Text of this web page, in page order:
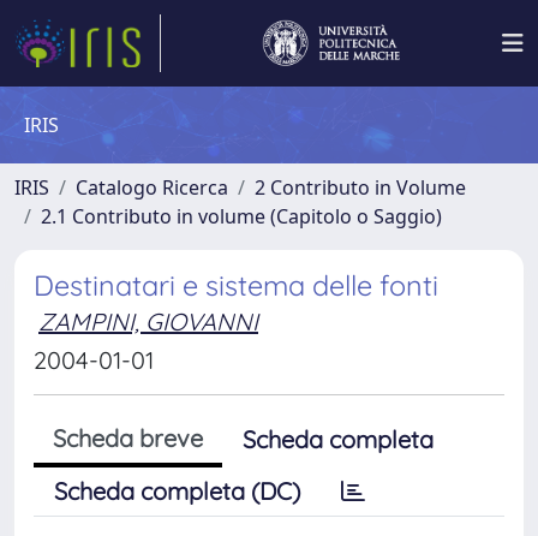
IRIS
IRIS Catalogo Ricerca
2 Contributo in Volume
2.1 Contributo in volume (Capitolo o Saggio)
Destinatari e sistema delle fonti
ZAMPINI, GIOVANNI
2004-01-01
Scheda breve
Scheda completa
Scheda completa (DC)